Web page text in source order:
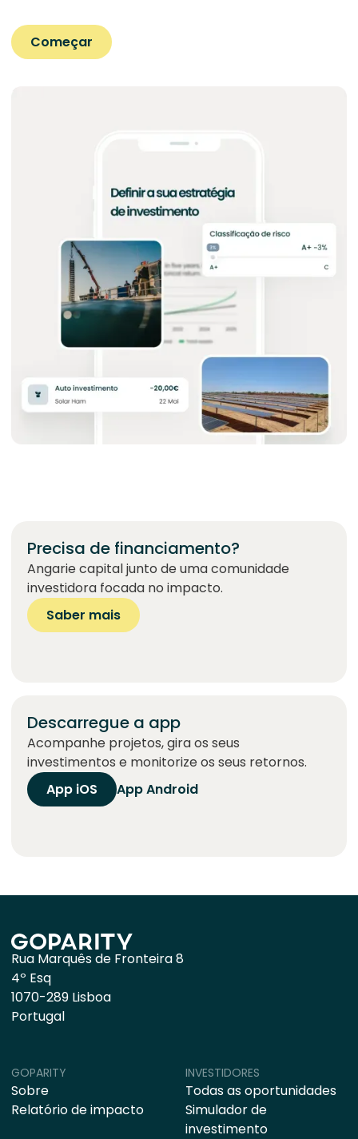
Começar
Precisa de financiamento?
Angarie capital junto de uma comunidade
investidora focada no impacto.
Saber mais
Descarregue a app
Acompanhe projetos, gira os seus
investimentos e monitorize os seus retornos.
App iOS
App Android
Rua Marquês de Fronteira 8
4º Esq
1070-289 Lisboa
Portugal
GOPARITY
Sobre
Relatório de impacto
INVESTIDORES
Todas as oportunidades
Simulador de
investimento